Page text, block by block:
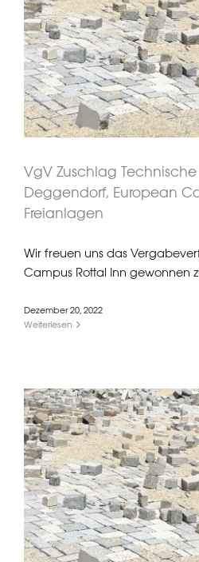
VgV Zuschlag
Hochschule
Campus Rottal Inn –
VgV Zuschlag
Deggendorf, European
Freianlagen
Wir freuen uns das
Campus Rottal Inn gewonnen
Dezember 20, 2022
Weiterlesen
VgV Zuschlag
Unterföhring